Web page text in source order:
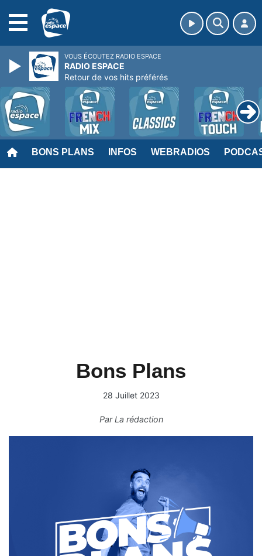
BONS PLANS INFOS WEBRADIOS
Bons Plans
28 Juillet 2023
ParLa rédaction
VOUS ÉCOUTEZ RADIO ESPACE
RADIO ESPACE
Retour de vos hits préférés